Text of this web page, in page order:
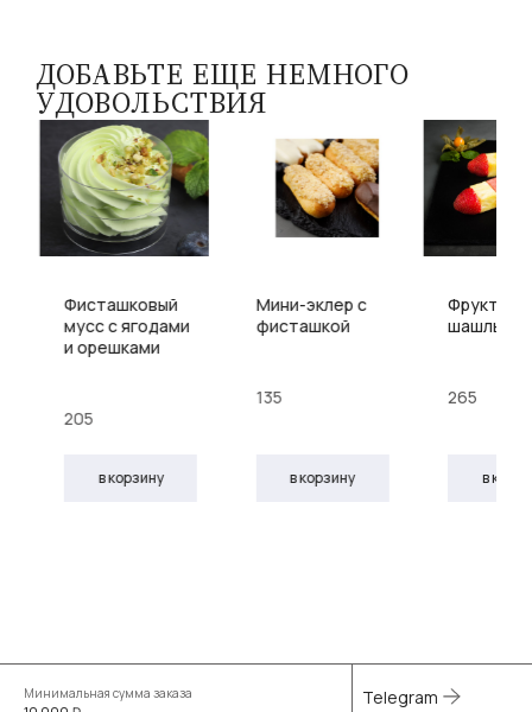
ДОБАВЬТЕ ЕЩЕ НЕМНОГО
УДОВОЛЬСТВИЯ
Фисташковый
мусс с ягодами
и орешками
205
в корзину
Мини-эклер с
фисташкой
135
в корзину
шашлык
265
в
Минимальная сумма заказа
Telegram